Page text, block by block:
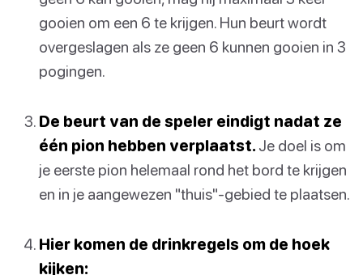
gooien om een 6 te krijgen. Hun beurt wordt
overgeslagen als ze geen 6 kunnen gooien in 3
pogingen.
De beurt van de speler eindigt nadat ze
één pion hebben verplaatst. Je doel is om
je eerste pion helemaal rond het bord te krijgen
en in je aangewezen "thuis"-gebied te plaatsen.
Hier komen de drinkregels om de hoek
kijken: